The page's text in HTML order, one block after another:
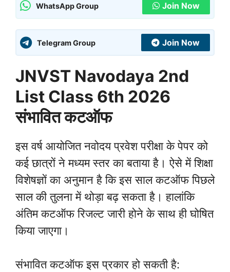
WhatsApp Group Join Now
Telegram Group Join Now
JNVST Navodaya 2nd
List Class 6th 2026
संभावित कटऑफ
इस वर्ष आयोजित नवोदय प्रवेश परीक्षा के पेपर को
कई छात्रों ने मध्यम स्तर का बताया है। ऐसे में शिक्षा
विशेषज्ञों का अनुमान है कि इस साल कटऑफ पिछले
साल की तुलना में थोड़ा बढ़ सकता है। हालांकि
अंतिम कटऑफ रिजल्ट जारी होने के साथ ही घोषित
किया जाएगा।
संभावित कटऑफ इस प्रकार हो सकती है: